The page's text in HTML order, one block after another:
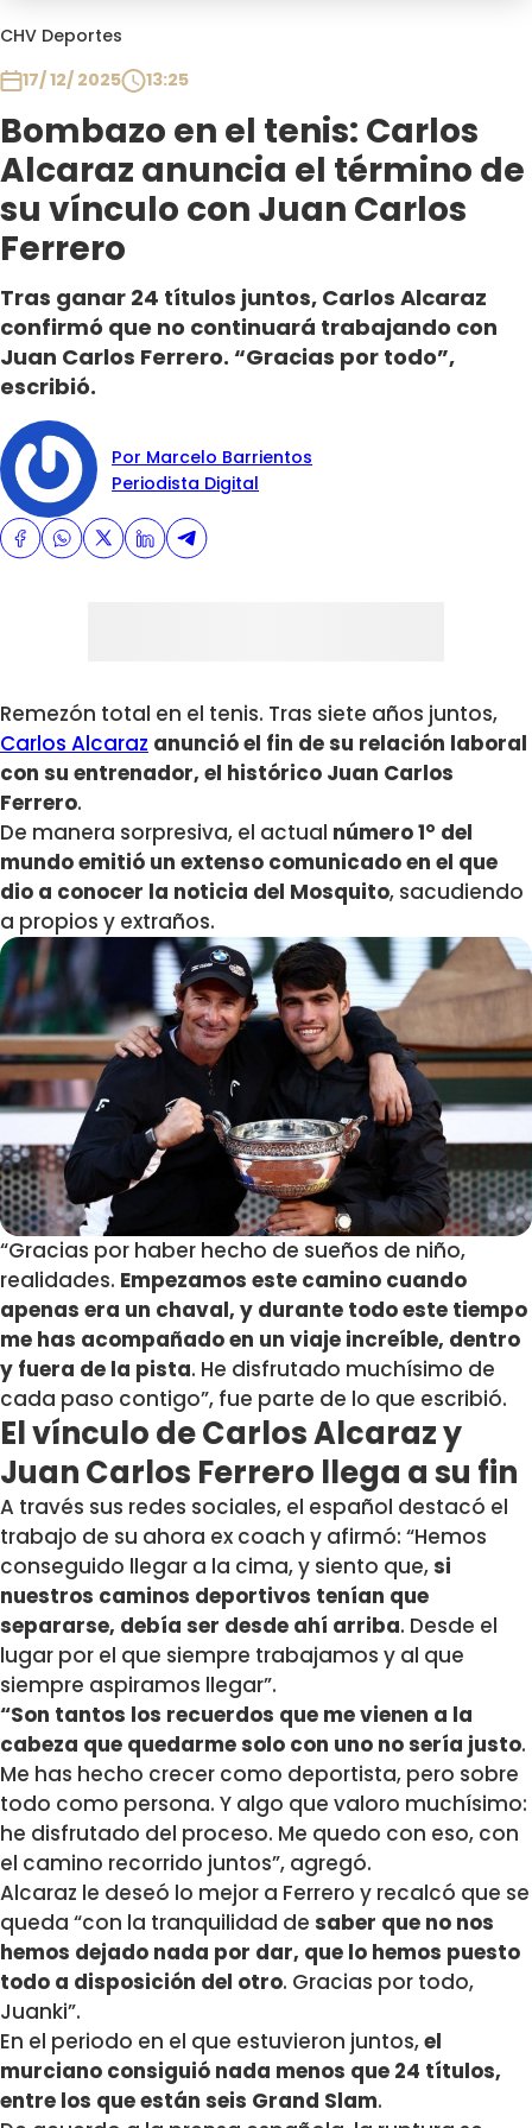
CHV Deportes
17/ 12/ 2025
13:25
Bombazo en el tenis: Carlos
Alcaraz anuncia el término de
su vínculo con Juan Carlos
Ferrero
Tras ganar 24 títulos juntos, Carlos Alcaraz
confirmó que no continuará trabajando con
Juan Carlos Ferrero. “Gracias por todo”,
escribió.
Por Marcelo Barrientos
Periodista Digital
Remezón total en el tenis. Tras siete años juntos,
Carlos Alcaraz anunció el fin de su relación laboral
con su entrenador, el histórico Juan Carlos
Ferrero.
De manera sorpresiva, el actual número 1° del
mundo emitió un extenso comunicado en el que
dio a conocer la noticia del Mosquito, sacudiendo
a propios y extraños.
“Gracias por haber hecho de sueños de niño,
realidades. Empezamos este camino cuando
apenas era un chaval, y durante todo este tiempo
me has acompañado en un viaje increíble, dentro
y fuera de la pista. He disfrutado muchísimo de
cada paso contigo”, fue parte de lo que escribió.
El vínculo de Carlos Alcaraz y
Juan Carlos Ferrero llega a su fin
A través sus redes sociales, el español destacó el
trabajo de su ahora ex coach y afirmó: “Hemos
conseguido llegar a la cima, y siento que,si
nuestros caminos deportivos tenían que
separarse, debía ser desde ahí arriba. Desde el
lugar por el que siempre trabajamos y al que
siempre aspiramos llegar”.
“Son tantos los recuerdos que me vienen a la
cabeza que quedarme solo con uno no sería justo.
Me has hecho crecer como deportista, pero sobre
todo como persona. Y algo que valoro muchísimo:
he disfrutado del proceso. Me quedo con eso, con
el camino recorrido juntos”, agregó.
Alcaraz le deseó lo mejor a Ferrero y recalcó que se
queda “con la tranquilidad de saber que no nos
hemos dejado nada por dar, que lo hemos puesto
todo a disposición del otro. Gracias por todo,
Juanki”.
En el periodo en el que estuvieron juntos,el
murciano consiguió nada menos que 24 títulos,
entre los que están seis Grand Slam.
Programas
Club De La Comedia
Contigo en Directo
Plan Perfecto
El Tiempo
Sabingo
Todos Los Programas